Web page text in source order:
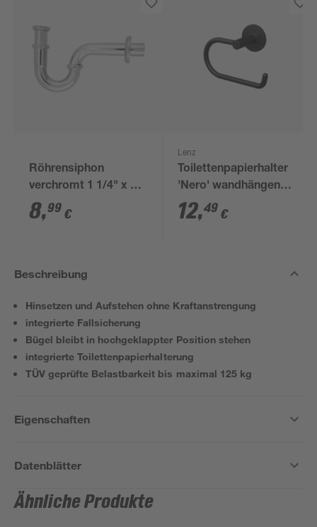
Röhrensiphon
verchromt 1 1/4" x 32
mm
8,99 €
Lenz
Toilettenpapierhalter
'Nero' wandhängend
schwarz
12,49 €
Beschreibung
Hinsetzen und Aufstehen ohne Kraftanstrengung
integrierte Fallsicherung
Bügel bleibt in hochgeklappter Position stehen
integrierte Toilettenpapierhalterung
TÜV geprüfte Belastbarkeit bis maximal 125 kg
Eigenschaften
Datenblätter
Ähnliche Produkte